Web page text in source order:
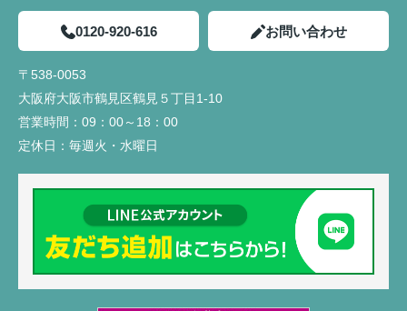
0120-920-616 お問い合わせ
〒538-0053
大阪府大阪市鶴見区鶴見５丁目1-10
営業時間： 09：00～18：00
定休日： 毎週火・水曜日